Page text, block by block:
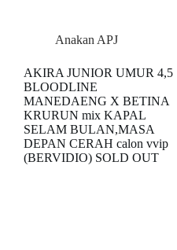
Anakan APJ
AKIRA JUNIOR UMUR 4,5
BLOODLINE
MANEDAENG X BETINA
KRURUN mix KAPAL
SELAM BULAN,MASA
DEPAN CERAH calon vvip
(BERVIDIO) SOLD OUT